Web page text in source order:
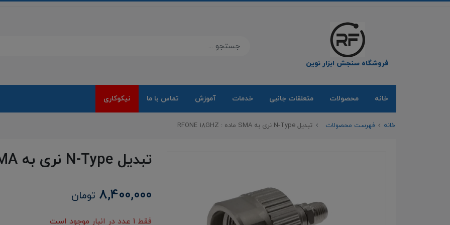
فروشگاه سنجش ابزار نوین
خانه محصولات متعلقات جانبی خدمات آموزش تماس با ما نیکوکاری
خانه فهرست محصولات تبدیل N-Type نری به SMA ماده : RFONE 18GHZ
تبدیل N-Type نری به SMA ماده : RFONE 18GHZ
8,400,000 تومان
فقط 1 عدد در انبار موجود است